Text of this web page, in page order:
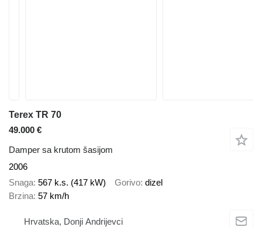
Terex TR 70
49.000 €
Damper sa krutom šasijom
2006
Snaga 567 k.s. (417 kW) Gorivo dizel
Brzina 57 km/h
Hrvatska, Donji Andrijevci